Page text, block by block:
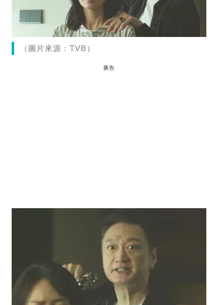
（圖片來源：TVB）
廣告